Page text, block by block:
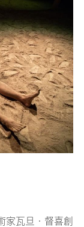
家瓦旦‧督喜創